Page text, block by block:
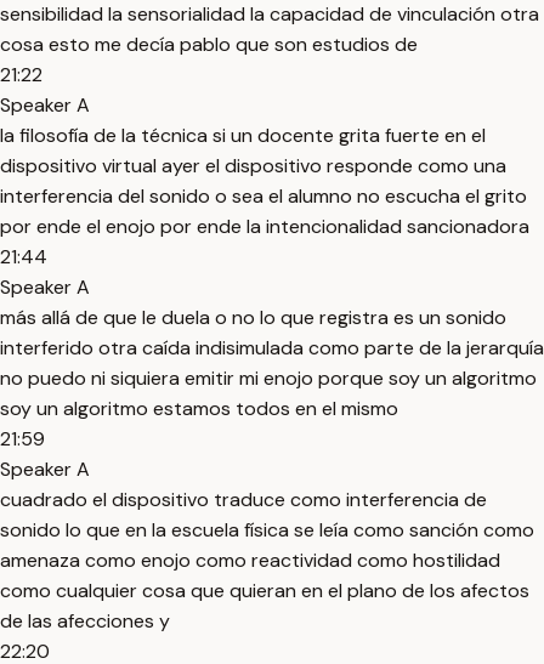
sensibilidad la sensorialidad la capacidad de vinculación otra
cosa esto me decía pablo que son estudios de
21:22
Speaker A
la filosofía de la técnica si un docente grita fuerte en el
dispositivo virtual ayer el dispositivo responde como una
interferencia del sonido o sea el alumno no escucha el grito
por ende el enojo por ende la intencionalidad sancionadora
21:44
Speaker A
más allá de que le duela o no lo que registra es un sonido
interferido otra caída indisimulada como parte de la jerarquía
no puedo ni siquiera emitir mi enojo porque soy un algoritmo
soy un algoritmo estamos todos en el mismo
21:59
Speaker A
cuadrado el dispositivo traduce como interferencia de
sonido lo que en la escuela física se leía como sanción como
amenaza como enojo como reactividad como hostilidad
como cualquier cosa que quieran en el plano de los afectos
de las afecciones y
22:20